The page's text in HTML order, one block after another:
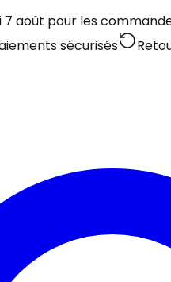
pour les
sécurisés